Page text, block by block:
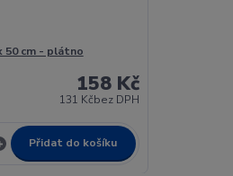
50 cm - plátno
158 Kč
131 Kčbez DPH
Přidat do košíku